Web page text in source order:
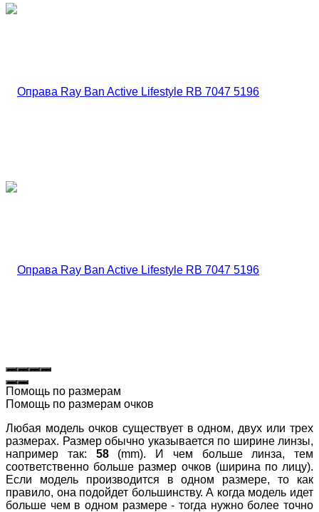
Помощь по размерам
Помощь по размерам очков
Любая модель очков существует в одном, двух или трех
размерах. Размер обычно указывается по ширине линзы,
например так: 58(mm). И чем больше линза, тем
соответственно больше размер очков (ширина по лицу).
Если модель производится в одном размере, то как
правило, она подойдет большинству. А когда модель идет
больше чем в одном размере - тогда нужно более точно